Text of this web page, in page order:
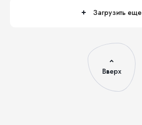
Загрузить еще
Вверх